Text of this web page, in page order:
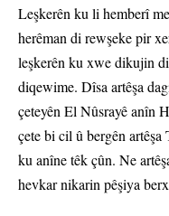
Leşkerên ku li hemberî
herêman di rewşeke pir
leşkerên ku xwe dikujin
diqewime. Dîsa artêşa
çeteyên El Nûsrayê anîn
çete bi cil û bergên
ku anîne têk çûn. Ne
hevkar nikarin pêşiya